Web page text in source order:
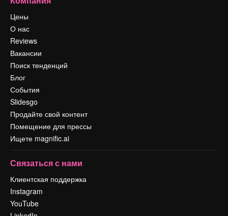
Цены
О нас
Reviews
Вакансии
Поиск тенденций
Блог
События
Slidesgo
Продайте свой контент
Помещение для прессы
Ищете magnific.ai
Связаться с нами
Клиентская поддержка
Instagram
YouTube